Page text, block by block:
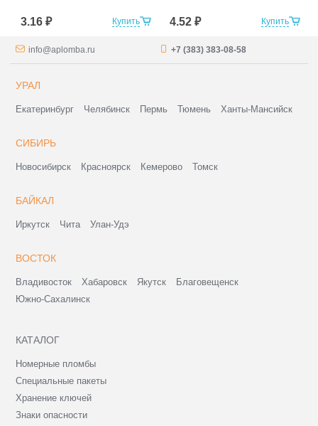
Купить
3.16 ₽ Купить
4.52 ₽
info@aplomba.ru +7 (383) 383-08-58
УРАЛ
Екатеринбург Челябинск Пермь Тюмень Ханты-Мансийск
СИБИРЬ
Новосибирск Красноярск Кемерово Томск
БАЙКАЛ
Иркутск Чита Улан-Удэ
ВОСТОК
Владивосток Хабаровск Якутск
Благовещенск
Южно-Сахалинск
КАТАЛОГ
Номерные пломбы
Специальные пакеты
Хранение ключей
Знаки опасности